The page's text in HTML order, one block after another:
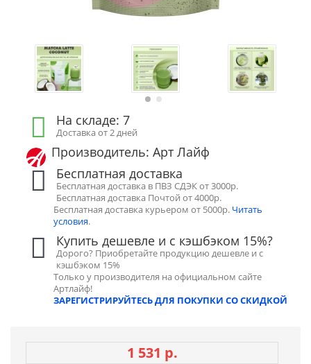
На складе: 7
Доставка от 2 дней
Производитель: Арт Лайф
Бесплатная доставка
Бесплатная доставка в ПВЗ СДЭК от 3000р.
Бесплатная доставка Почтой от 4000р.
Бесплатная доставка курьером от 5000р. Читать
условия.
Купить дешевле и с кэшбэком 15%?
Дорого? Приобретайте продукцию дешевле и с
кэшбэком 15%
Только у производителя на официальном сайте
Артлайф!
ЗАРЕГИСТРИРУЙТЕСЬ ДЛЯ ПОКУПКИ СО СКИДКОЙ
1 531 р.